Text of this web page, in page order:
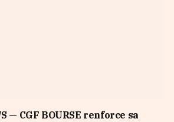
— CGF BOURSE renforce sa